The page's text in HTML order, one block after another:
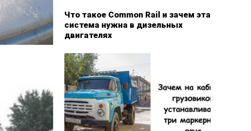
Что такое Common Rail и зачем эта
система нужна в дизельных
двигателях